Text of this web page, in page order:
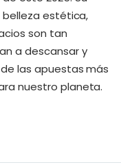
belleza estética,
son tan
a descansar y
las apuestas más
nuestro planeta.